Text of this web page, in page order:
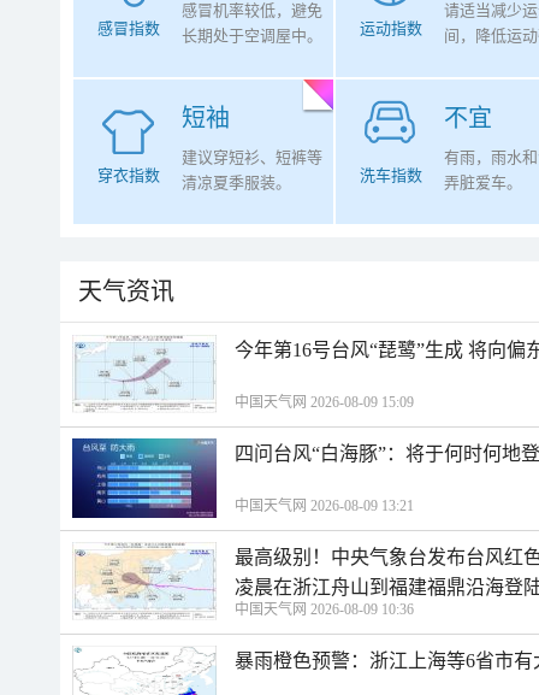
感冒指数
感冒机率较低，避免
长期处于空调屋中。
运动指数
请适当减少
间，降低运
短袖
穿衣指数
建议穿短衫、短裤等
清凉夏季服装。
不宜
洗车指数
有雨，雨水
弄脏爱车。
天气资讯
今年第16号台风“琵鹭”生成 将向偏
中国天气网 2026-08-09 15:09
四问台风“白海豚”：将于何时何地
中国天气网 2026-08-09 13:21
最高级别！中央气象台发布台风红
凌晨在浙江舟山到福建福鼎沿海登
中国天气网 2026-08-09 10:36
暴雨橙色预警：浙江上海等6省市